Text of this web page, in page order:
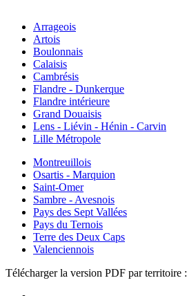
Arrageois
Artois
Boulonnais
Calaisis
Cambrésis
Flandre - Dunkerque
Flandre intérieure
Grand Douaisis
Lens - Liévin - Hénin - Carvin
Lille Métropole
Montreuillois
Osartis - Marquion
Saint-Omer
Sambre - Avesnois
Pays des Sept Vallées
Pays du Ternois
Terre des Deux Caps
Valenciennois
Télécharger la version PDF par territoire :